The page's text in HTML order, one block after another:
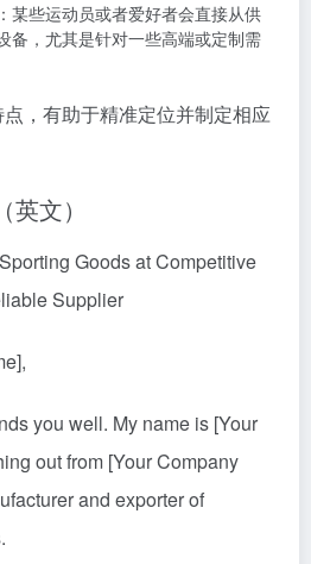
：某些运动员或者爱好者会直接从供
备，尤其是针对一些高端或定制需
，有助于精准定位并制定相应
文）
Goods at Competitive
Supplier
you well. My name is [Your
out from [Your Company
and exporter of